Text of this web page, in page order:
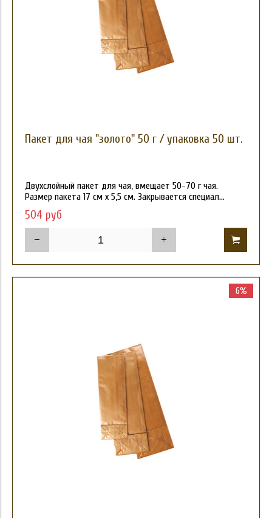
Пакет для чая "золото" 50 г / упаковка 50 шт.
Двухслойный пакет для чая, вмещает 50-70 г чая.
Размер пакета 17 см х 5,5 см. Закрывается специал...
504 руб
6%